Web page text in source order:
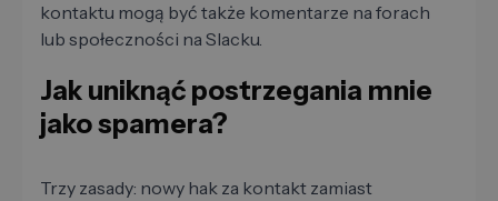
kontaktu mogą być także komentarze na forach
lub społeczności na Slacku.
Jak uniknąć postrzegania mnie
jako spamera?
Trzy zasady: nowy hak za kontakt zamiast